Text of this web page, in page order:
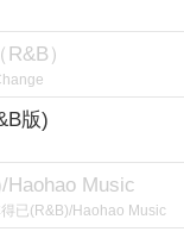
）
版)
Haohao Music
已(R&B)/Haohao Music